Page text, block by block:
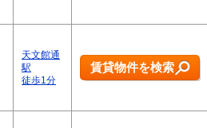
天文館通
駅
徒歩1分
賃貸物件を検索